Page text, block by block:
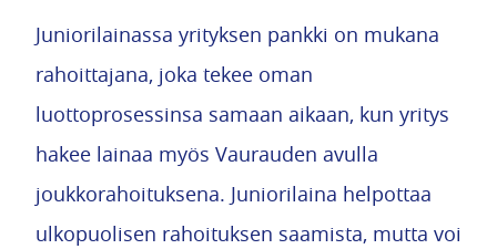
Juniorilainassa yrityksen pankki on mukana
rahoittajana, joka tekee oman
luottoprosessinsa samaan aikaan, kun yritys
hakee lainaa myös Vaurauden avulla
joukkorahoituksena. Juniorilaina helpottaa
ulkopuolisen rahoituksen saamista, mutta voi